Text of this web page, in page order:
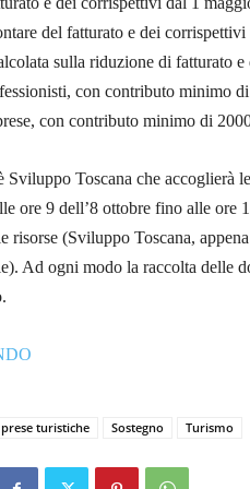
del fatturato e dei
sulla riduzione di fatturato
con contributo minimo
con contributo minimo di
Sviluppo Toscana che accoglierà
ore 9 dell’8 ottobre fino alle ore
risorse (Sviluppo Toscana,
Ad ogni modo la raccolta delle
turistiche Sostegno Turismo